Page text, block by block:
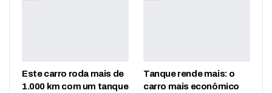
Este carro roda mais de
1.000 km com um tanque
Tanque rende mais: o
carro mais econômico